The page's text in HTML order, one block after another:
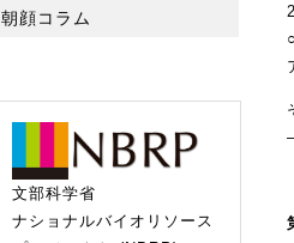
朝顔コラム
文部科学省
ナショナルバイオリソース